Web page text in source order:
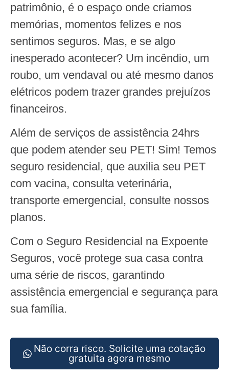
patrimônio, é o espaço onde criamos
memórias, momentos felizes e nos
sentimos seguros. Mas, e se algo
inesperado acontecer? Um incêndio, um
roubo, um vendaval ou até mesmo danos
elétricos podem trazer grandes prejuízos
financeiros.
Além de serviços de assistência 24hrs
que podem atender seu PET! Sim! Temos
seguro residencial, que auxilia seu PET
com vacina, consulta veterinária,
transporte emergencial, consulte nossos
planos.
Com o Seguro Residencial na Expoente
Seguros, você protege sua casa contra
uma série de riscos, garantindo
assistência emergencial e segurança para
sua família.
Não corra risco. Solicite uma cotação
gratuita agora mesmo